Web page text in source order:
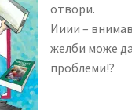
отвори.
Ииии –
желби може
проблеми!?